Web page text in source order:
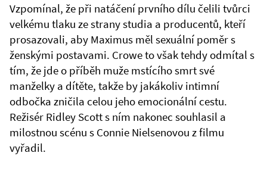
Vzpomínal, že při natáčení prvního dílu čelili tvůrci
velkému tlaku ze strany studia a producentů, kteří
prosazovali, aby Maximus měl sexuální poměr s
ženskými postavami. Crowe to však tehdy odmítal s
tím, že jde o příběh muže mstícího smrt své
manželky a dítěte, takže by jakákoliv intimní
odbočka zničila celou jeho emocionální cestu.
Režisér Ridley Scott s ním nakonec souhlasil a
milostnou scénu s Connie Nielsenovou z filmu
vyřadil.